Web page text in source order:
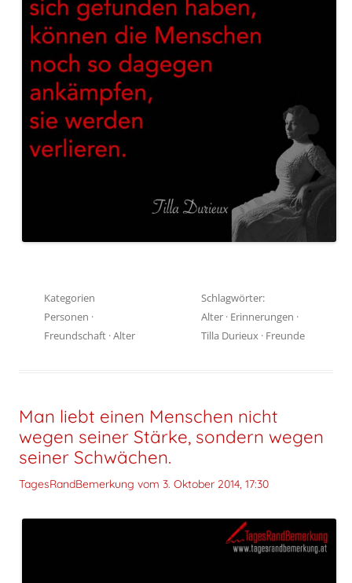
Kategorien
Personen ·
Freundschaft ·Alter
Schlagwörter:
Alter · Erinnerungen ·
Tilla Durieux · Freunde
Man liebt einen Menschen nicht
wegen seiner Stärke, sondern wegen
seiner Schwächen.
TagesRandBemerkung vom 3. Oktober 2014, 17:30